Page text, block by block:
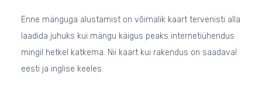
Enne mänguga alustamist on võimalik kaart tervenisti alla
laadida juhuks kui mängu käigus peaks internetiühendus
mingil hetkel katkema. Nii kaart kui rakendus on saadaval
eesti ja inglise keeles.